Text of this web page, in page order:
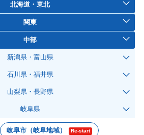
北海道・東北
関東
中部
新潟県・富山県
石川県・福井県
山梨県・長野県
岐阜県
岐阜市（岐阜地域） Re-start